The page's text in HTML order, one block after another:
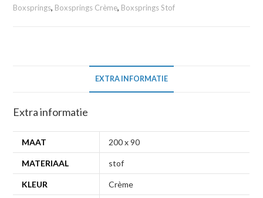
Boxsprings, Boxsprings Crème, Boxsprings Stof
EXTRA INFORMATIE
Extra informatie
MAAT 200 x 90
MATERIAAL stof
KLEUR Crème